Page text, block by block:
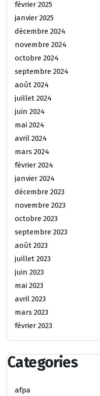
février 2025
janvier 2025
décembre 2024
novembre 2024
octobre 2024
septembre 2024
août 2024
juillet 2024
juin 2024
mai 2024
avril 2024
mars 2024
février 2024
janvier 2024
décembre 2023
novembre 2023
octobre 2023
septembre 2023
août 2023
juillet 2023
juin 2023
mai 2023
avril 2023
mars 2023
février 2023
Categories
afpa